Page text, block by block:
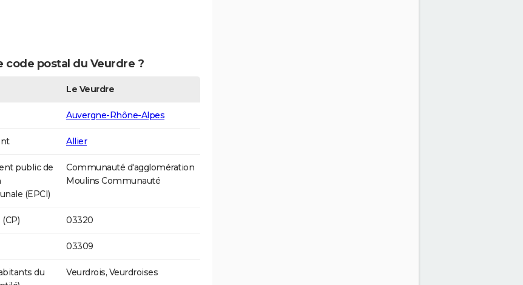
code postal du Veurdre ?
Le Veurdre
Auvergne-Rhône-Alpes
Allier
public de
(EPCI)
Communauté d'agglomération
Moulins Communauté
03320
03309
du
Veurdrois, Veurdroises